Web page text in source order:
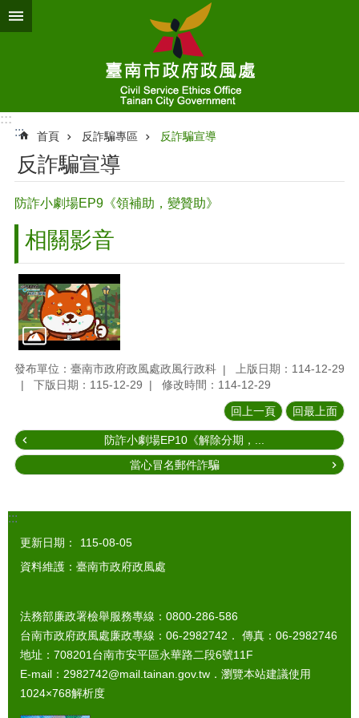
跳到主要內容區塊
:::
:::
首頁 反詐騙專區 反詐騙宣導
反詐騙宣導
防詐小劇場EP9《領補助，變贊助》
相關影音
發布單位：臺南市政府政風處政風行政科
上版日期：114-12-29
下版日期：115-12-29
修改時間：114-12-29
回上一頁 回最上面
防詐小劇場EP10《解除分期，...
當心冒名郵件詐騙
:::
更新日期：
115-08-05
資料維護：臺南市政府政風處
法務部廉政署檢舉服務專線：0800-286-586
台南市政府政風處廉政專線：06-2982742． 傳真：06-2982746
地址：708201台南市安平區永華路二段6號11F
E-mail：2982742@mail.tainan.gov.tw．瀏覽本站建議使用
1024×768解析度